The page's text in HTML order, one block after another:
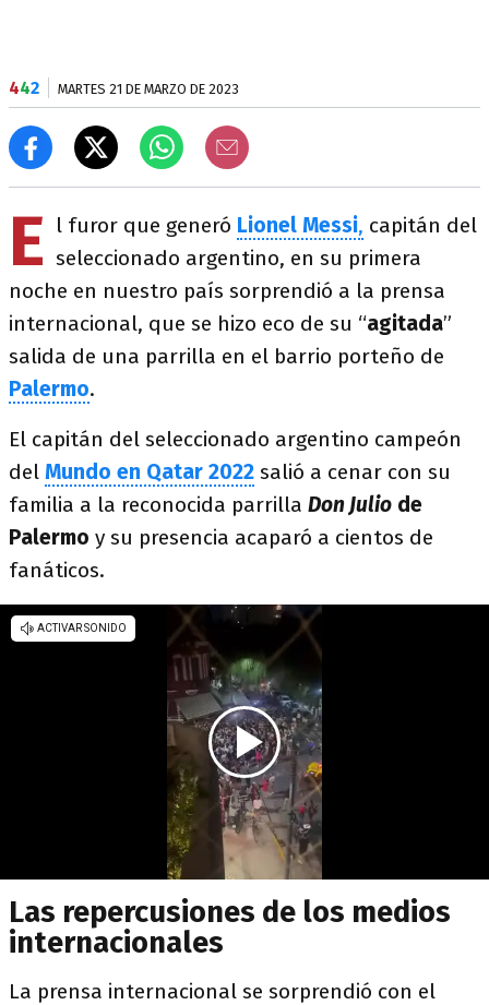
442 MARTES 21 DE MARZO DE 2023
E l furor que generó Lionel Messi, capitán del
seleccionado argentino, en su primera
noche en nuestro país sorprendió a la prensa
internacional, que se hizo eco de su “agitada”
salida de una parrilla en el barrio porteño de
Palermo.
El capitán del seleccionado argentino campeón
del Mundo en Qatar 2022 salió a cenar con su
familia a la reconocida parrilla Don Julio de
Palermo y su presencia acaparó a cientos de
fanáticos.
Las repercusiones de los medios
internacionales
La prensa internacional se sorprendió con el